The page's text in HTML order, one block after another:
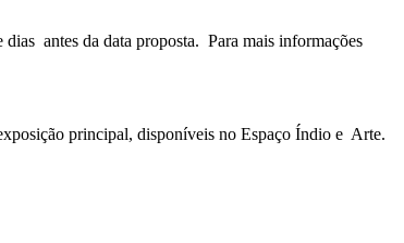
antes da data proposta. Para mais informações
principal, disponíveis no Espaço Índio e Arte.